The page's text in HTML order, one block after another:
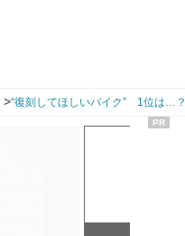
>“復刻してほしいバイク” 1位は…？
PR